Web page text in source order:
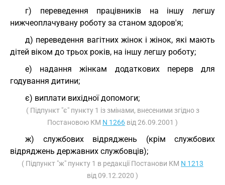
г) переведення працівників на іншу легшу
нижчеоплачувану роботу за станом здоров'я;
д) переведення вагітних жінок і жінок, які мають
дітей віком до трьох років, на іншу легшу роботу;
е) надання жінкам додаткових перерв для
годування дитини;
є) виплати вихідної допомоги;
( Підпункт "є" пункту 1 із змінами, внесеними згідно з
Постановою КМ N 1266 від 26.09.2001 )
ж) службових відряджень (крім службових
відряджень державних службовців);
( Підпункт "ж" пункту 1 в редакції Постанови КМ N 1213
від 09.12.2020 )